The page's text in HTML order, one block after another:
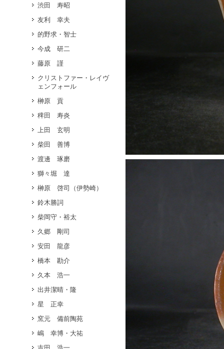
渋田 寿昭
友利 幸夫
的野求・智士
今成 研二
藤原 謹
クリストファー・レイヴ
ェンフォール
榊原 貢
稗田 寿炎
上田 玄明
柴田 善博
渡邊 琢磨
獅々堀 達
榊原 啓司（伊勢崎）
鈴木勝詞
柴岡守・裕太
久郷 剛司
安田 龍彦
橋本 勘介
久本 浩一
出井潔晴・隆
星 正幸
窯元 備前陶苑
嶋 幸博・大祐